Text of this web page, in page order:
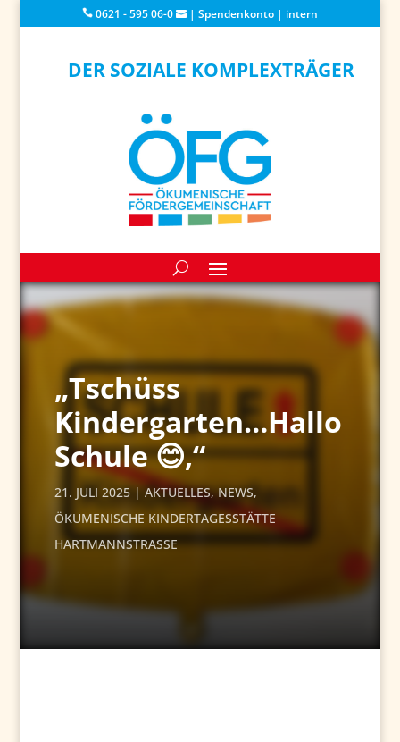
0621 - 595 06-0 | Spendenkonto| intern
DER SOZIALE KOMPLEXTRÄGER
„Tschüss
Kindergarten…Hallo
Schule 😊,“
21. JULI 2025 AKTUELLES,NEWS,
ÖKUMENISCHE KINDERTAGESSTÄTTE
HARTMANNSTRASSE